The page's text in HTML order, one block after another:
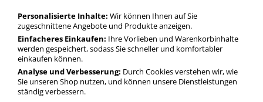
Prospekthüllen A4 oben offen glatt in bester Qualität zum
günstigen Preis. Finden Sie schnell Prospekthüllen A4 oben
offen glatt mit unserer Filter-Funktion.
Prospekthüllen A4 oben offen glatt
mehr Infos zur Kategorie
Personalisierte Inhalte: Wir können Ihnen auf Sie
zugeschnittene Angebote und Produkte anzeigen.
Einfacheres Einkaufen: Ihre Vorlieben und Warenkorbinhalte
werden gespeichert, sodass Sie schneller und komfortabler
einkaufen können.
Analyse und Verbesserung: Durch Cookies verstehen wir, wie
Sie unseren Shop nutzen, und können unsere Dienstleistungen
ständig verbessern.